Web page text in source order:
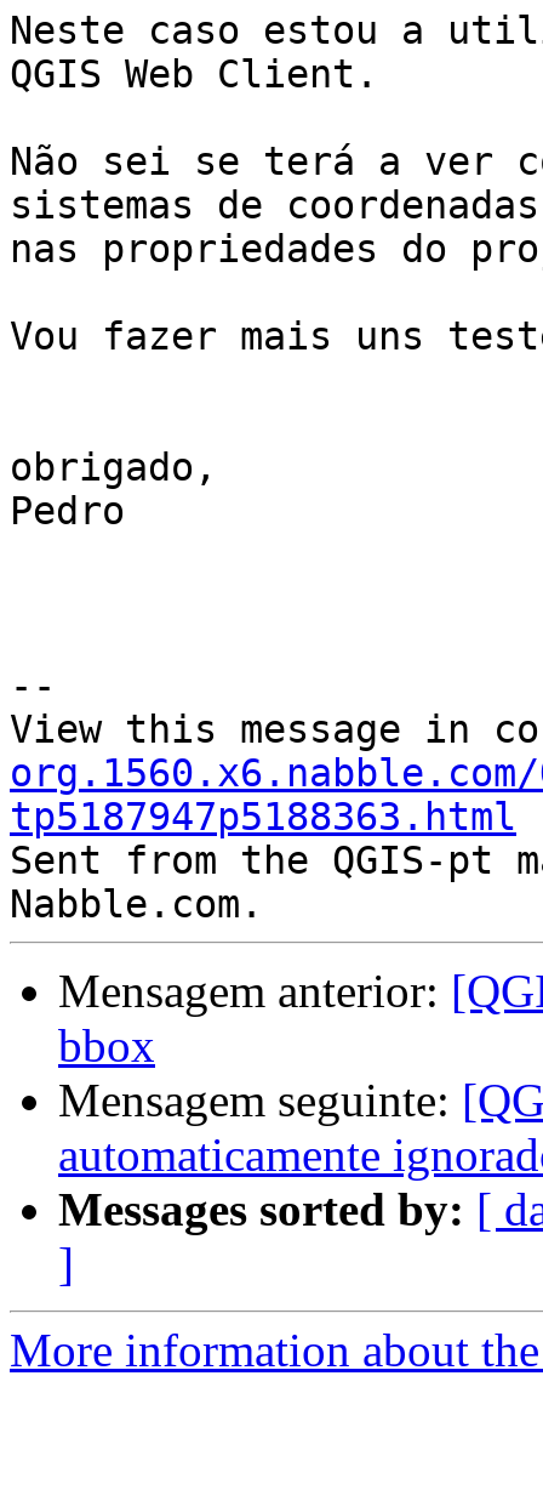
Neste caso estou a
QGIS Web Client.
Não sei se terá a ver
sistemas de
nas propriedades do
Vou fazer mais uns
obrigado,
Pedro
--
View this message in
org.1560.x6.nabble.com/
tp5187947p5188363.html
Sent from the QGIS-
Mensagem anterior:
bbox
Mensagem seguinte:
automaticamente
Messages sorted by: [
]
More information about